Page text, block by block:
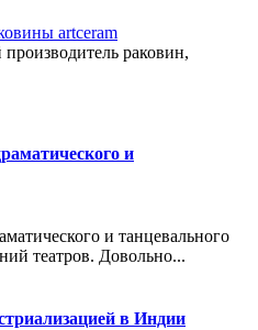
artceram
раковин,
и
и танцевального
театров. Довольно...
в Индии